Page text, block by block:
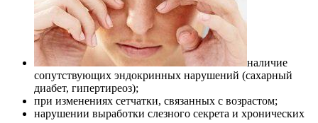
наличие
сопутствующих эндокринных нарушений (сахарный
диабет, гипертиреоз);
при изменениях сетчатки, связанных с возрастом;
нарушении выработки слезного секрета и хронических